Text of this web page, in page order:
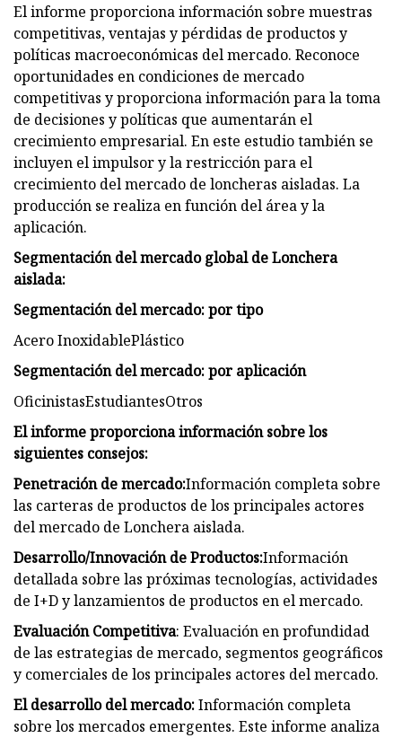
El informe proporciona información sobre muestras
competitivas, ventajas y pérdidas de productos y
políticas macroeconómicas del mercado. Reconoce
oportunidades en condiciones de mercado
competitivas y proporciona información para la toma
de decisiones y políticas que aumentarán el
crecimiento empresarial. En este estudio también se
incluyen el impulsor y la restricción para el
crecimiento del mercado de loncheras aisladas. La
producción se realiza en función del área y la
aplicación.
Segmentación del mercado global de Lonchera
aislada:
Segmentación del mercado: por tipo
Acero InoxidablePlástico
Segmentación del mercado: por aplicación
OficinistasEstudiantesOtros
El informe proporciona información sobre los
siguientes consejos:
Penetración de mercado:Información completa sobre
las carteras de productos de los principales actores
del mercado de Lonchera aislada.
Desarrollo/Innovación de Productos:Información
detallada sobre las próximas tecnologías, actividades
de I+D y lanzamientos de productos en el mercado.
Evaluación Competitiva: Evaluación en profundidad
de las estrategias de mercado, segmentos geográficos
y comerciales de los principales actores del mercado.
El desarrollo del mercado:Información completa
sobre los mercados emergentes. Este informe analiza